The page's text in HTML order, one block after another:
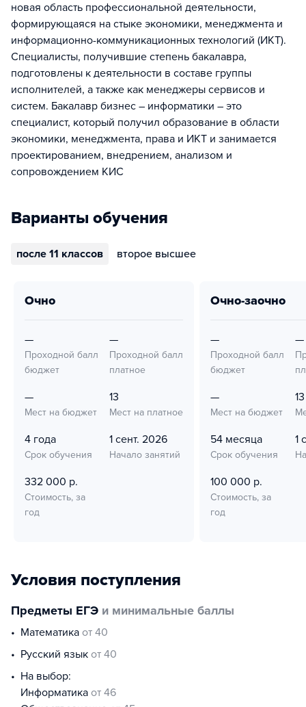
новая область профессиональной деятельности,
формирующаяся на стыке экономики, менеджмента и
информационно-коммуникационных технологий (ИКТ).
Специалисты, получившие степень бакалавра,
подготовлены к деятельности в составе группы
исполнителей, а также как менеджеры сервисов и
систем. Бакалавр бизнес – информатики – это
специалист, который получил образование в области
экономики, менеджмента, права и ИКТ и занимается
проектированием, внедрением, анализом и
сопровождением КИС
Варианты обучения
после 11 классов второе высшее
очно
—
Проходной балл
бюджет
—
Проходной балл
платное
—
Мест на бюджет
13
Мест на платное
4 года
Срок обучения
1 сент. 2026
Начало занятий
332 000 р.
Стоимость, за
год
очно-заочно
—
Проходной балл
бюджет
—
—
Мест на бюджет
13
54 месяца
Срок обучения
1
100 000 р.
Стоимость, за
год
Условия поступления
Предметы ЕГЭ и минимальные баллы
математика от 40
русский язык от 40
На выбор:
информатика от 46